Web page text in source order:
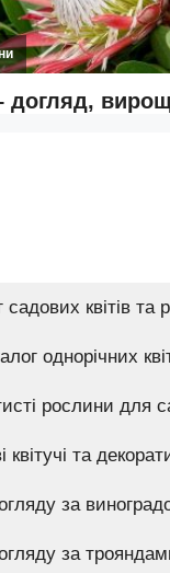
садових квітів та
однорічних
рослини для
квітучі та
за
за